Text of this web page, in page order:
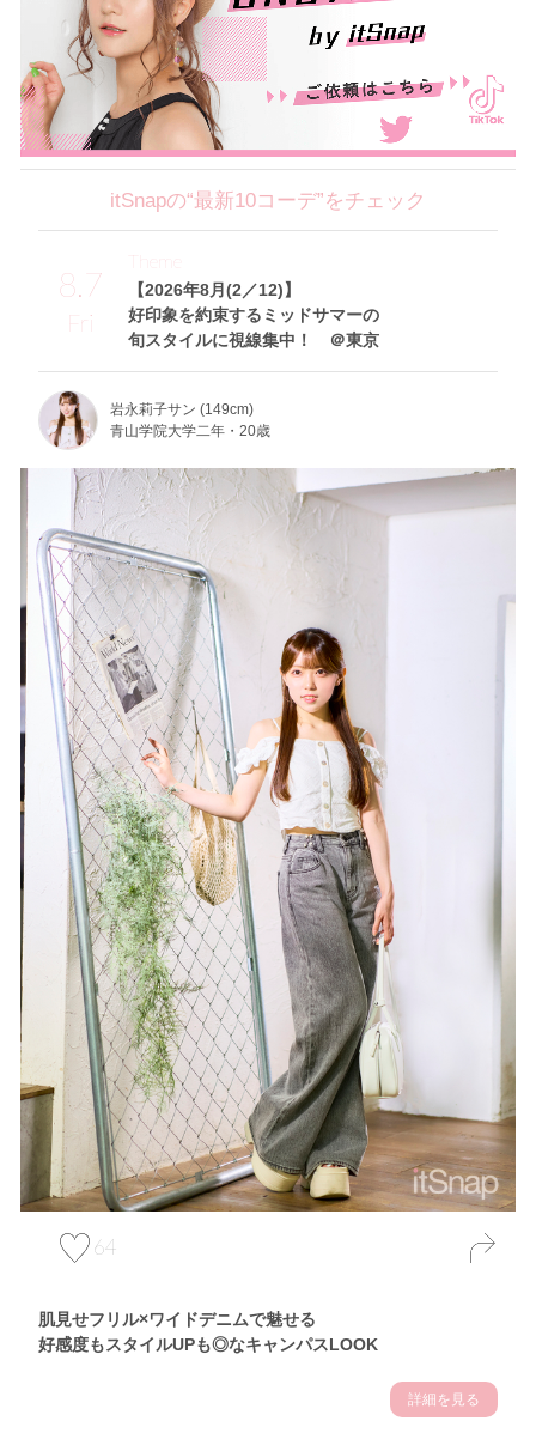
itSnapの“最新10コーデ”をチェック
8.7
Fri
【2026年8月(2／12)】
好印象を約束するミッドサマーの
旬スタイルに視線集中！ ＠東京
Theme
岩永莉子サン (149cm)
青山学院大学二年・20歳
64
肌見せフリル×ワイドデニムで魅せる
好感度もスタイルUPも◎なキャンパスLOOK
詳細を見る